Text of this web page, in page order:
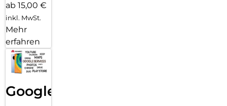
ab 15,00 €
inkl. MwSt.
Mehr
erfahren
Google